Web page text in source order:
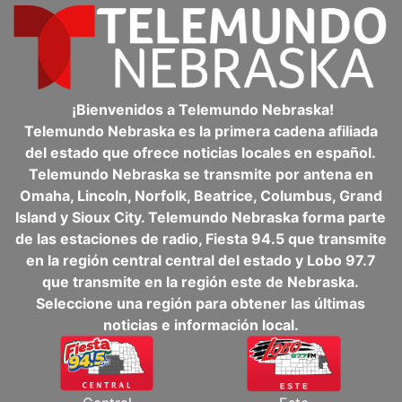
¡Bienvenidos a Telemundo Nebraska!
Telemundo Nebraska es la primera cadena afiliada
del estado que ofrece noticias locales en español.
Telemundo Nebraska se transmite por antena en
Omaha, Lincoln, Norfolk, Beatrice, Columbus, Grand
Island y Sioux City. Telemundo Nebraska forma parte
de las estaciones de radio, Fiesta 94.5 que transmite
en la región central central del estado y Lobo 97.7
que transmite en la región este de Nebraska.
Seleccione una región para obtener las últimas
noticias e información local.